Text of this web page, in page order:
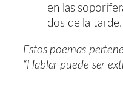
en las
dos de la tarde.
Estos poemas
“Hablar puede ser